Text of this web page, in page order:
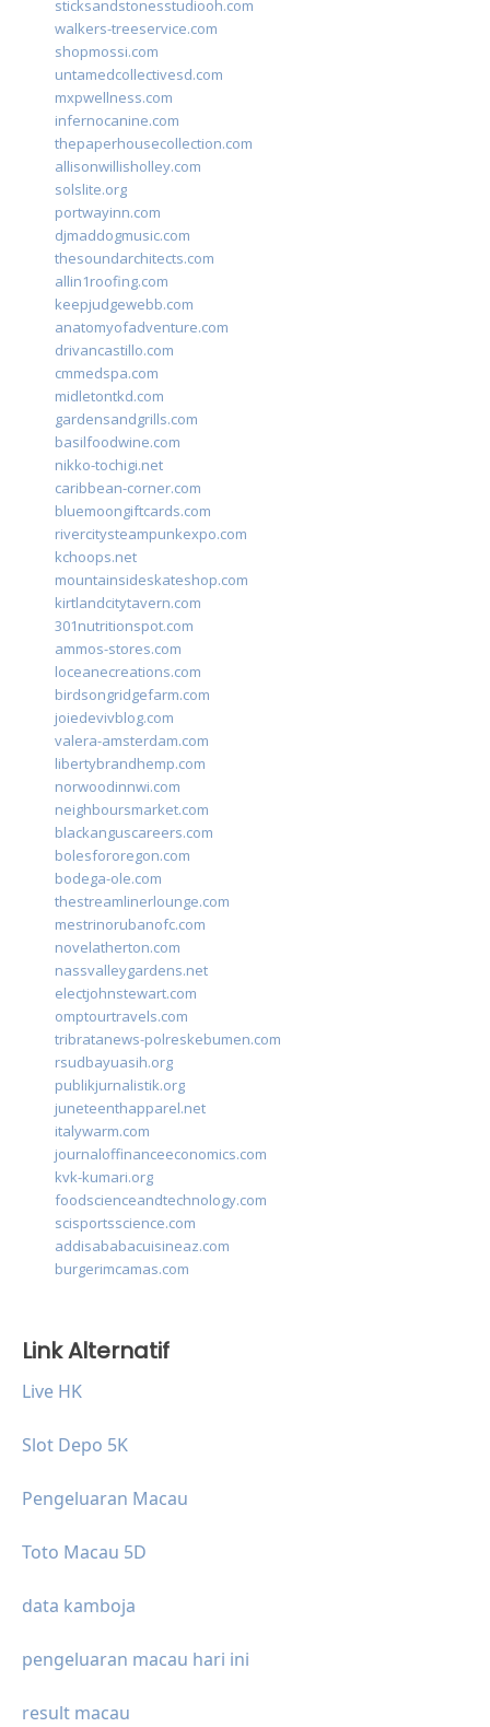
sticksandstonesstudiooh.com
walkers-treeservice.com
shopmossi.com
untamedcollectivesd.com
mxpwellness.com
infernocanine.com
thepaperhousecollection.com
allisonwillisholley.com
solslite.org
portwayinn.com
djmaddogmusic.com
thesoundarchitects.com
allin1roofing.com
keepjudgewebb.com
anatomyofadventure.com
drivancastillo.com
cmmedspa.com
midletontkd.com
gardensandgrills.com
basilfoodwine.com
nikko-tochigi.net
caribbean-corner.com
bluemoongiftcards.com
rivercitysteampunkexpo.com
kchoops.net
mountainsideskateshop.com
kirtlandcitytavern.com
301nutritionspot.com
ammos-stores.com
loceanecreations.com
birdsongridgefarm.com
joiedevivblog.com
valera-amsterdam.com
libertybrandhemp.com
norwoodinnwi.com
neighboursmarket.com
blackanguscareers.com
bolesfororegon.com
bodega-ole.com
thestreamlinerlounge.com
mestrinorubanofc.com
novelatherton.com
nassvalleygardens.net
electjohnstewart.com
omptourtravels.com
tribratanews-polreskebumen.com
rsudbayuasih.org
publikjurnalistik.org
juneteenthapparel.net
italywarm.com
journaloffinanceeconomics.com
kvk-kumari.org
foodscienceandtechnology.com
scisportsscience.com
addisababacuisineaz.com
burgerimcamas.com
Link Alternatif
Live HK
Slot Depo 5K
Pengeluaran Macau
Toto Macau 5D
data kamboja
pengeluaran macau hari ini
result macau